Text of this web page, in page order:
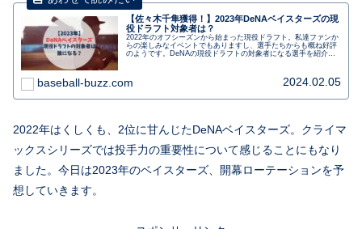
【佐々木千隼獲得！】2023年DeNAベイスターズの現
役ドラフト対象者は？
2022年のオフシーズンから始まった現役ドラフト。私達ファンか
らの楽しみなイベントでもありますし、選手たちからも概ね好評
のようです。DeNAの現役ドラフトの対象者になる選手を紹介し
baseball-buzz.com 2024.02.05
2022年はくしくも、2位に甘んじたDeNAベイスターズ。クライマ
ックスシリーズでは投手力の重要性について感じることにもなり
ました。今日は2023年のベイスターズ、開幕ローテーションを予
想していきます。